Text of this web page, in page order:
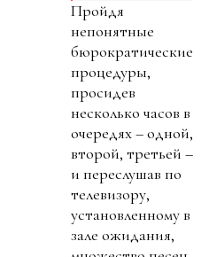
Пройдя
непонятные
бюрократические
процедуры,
просидев
несколько часов в
очередях – одной,
второй, третьей –
и переслушав по
телевизору,
установленному в
зале ожидания,